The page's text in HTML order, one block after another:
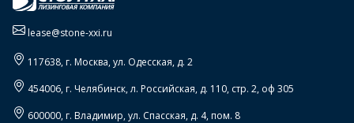
lease@stone-xxi.ru
117638, г. Москва,ул. Одесская, д. 2
454006, г. Челябинск,л. Российская, д. 110, стр. 2, оф 305
600000, г. Владимир,ул. Спасская, д. 4, пом. 8